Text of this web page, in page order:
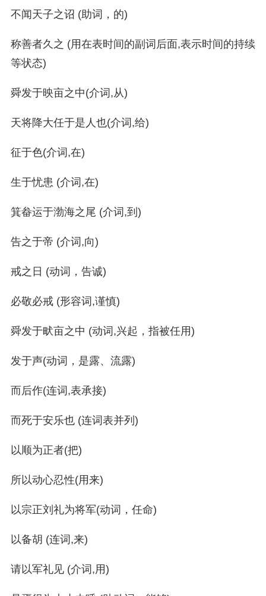
不闻天子之诏 (助词，的)
称善者久之 (用在表时间的副词后面,表示时间的持续
等状态)
舜发于映亩之中(介词,从)
天将降大任于是人也(介词,给)
征于色(介词,在)
生于忧患 (介词,在)
箕畚运于渤海之尾 (介词,到)
告之于帝 (介词,向)
戒之日 (动词，告诚)
必敬必戒 (形容词,谨慎)
舜发于畎亩之中 (动词,兴起，指被任用)
发于声(动词，是露、流露)
而后作(连词,表承接)
而死于安乐也 (连词表并列)
以顺为正者(把)
所以动心忍性(用来)
以宗正刘礼为将军(动词，任命)
以备胡 (连词,来)
请以军礼见 (介词,用)